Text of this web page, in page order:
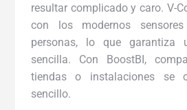
resultar complicado y caro. V-
con los modernos
personas, lo que garantiza
sencilla. Con BoostBI,
tiendas o instalaciones se
sencillo.